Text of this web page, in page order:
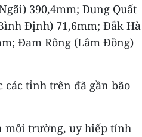
390,4mm; Dung Quất
Định) 71,6mm; Đắk Hà
Đam Rông (Lâm Đồng)
các tỉnh trên đã gần bão
môi trường, uy hiếp tính